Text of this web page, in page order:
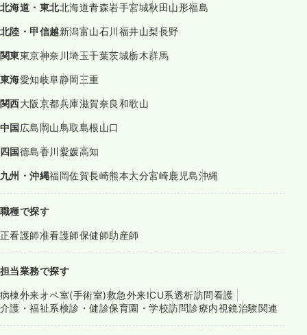
北海道・東北北海道青森岩手宮城秋田山形福島
北陸・甲信越新潟富山石川福井山梨長野
関東東京神奈川埼玉千葉茨城栃木群馬
東海愛知岐阜静岡三重
関西大阪京都兵庫滋賀奈良和歌山
中国広島岡山鳥取島根山口
四国徳島香川愛媛高知
九州・沖縄福岡佐賀長崎熊本大分宮崎鹿児島沖縄
職種で探す
正看護師准看護師保健師助産師
担当業務で探す
病棟外来オペ室(手術室)救急外来ICU系透析訪問看護
介護・福祉系検診・健診保育園・学校訪問診療内視鏡治験関連